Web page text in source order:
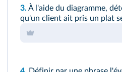
3. À l'aide du diagramme,
qu'un client ait pris un plat